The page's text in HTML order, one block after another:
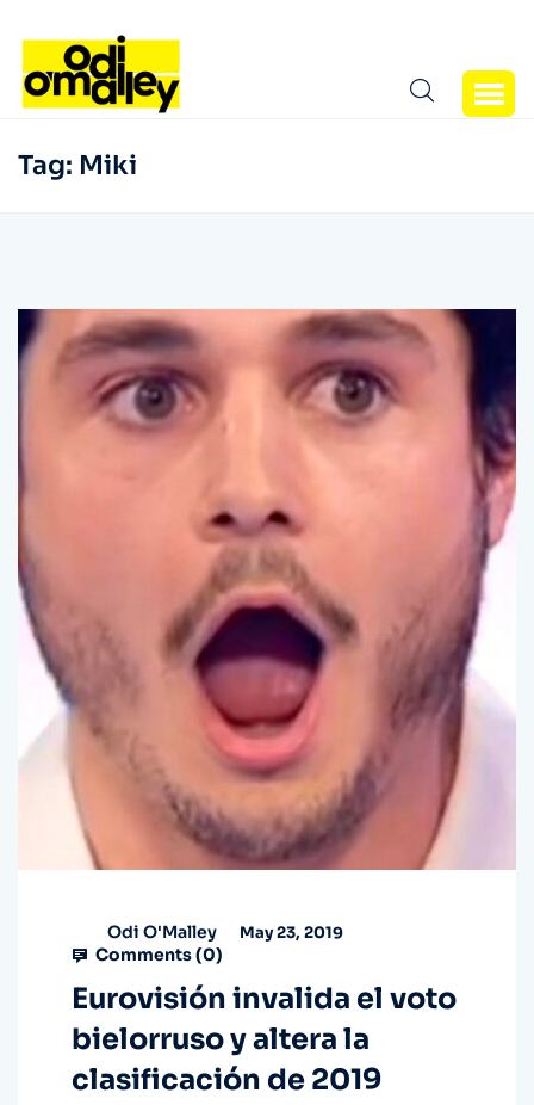
Tag: Miki
Odi O'Malley May 23, 2019
Comments (0)
Eurovisión invalida el voto
bielorruso y altera la
clasificación de 2019